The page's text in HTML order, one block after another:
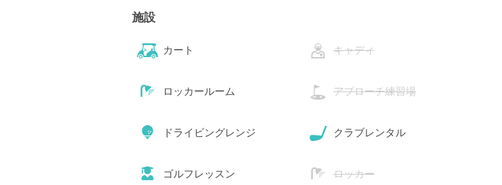
施設
カート キャディ
ロッカールーム アプローチ練習場
ドライビングレンジ クラブレンタル
ゴルフレッスン ロッカー